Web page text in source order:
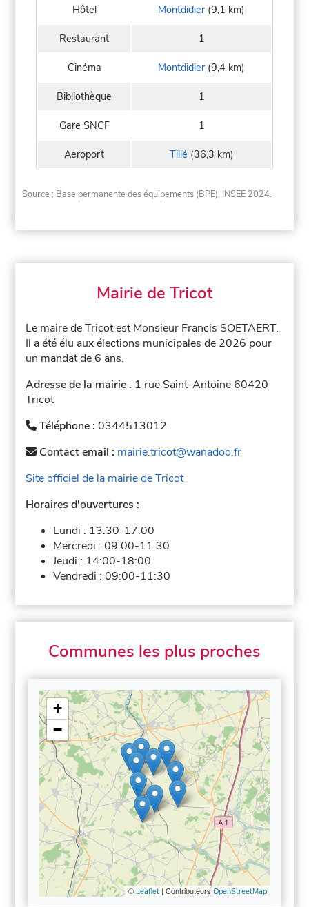
Hôtel Montdidier (9,1 km)
Restaurant 1
Cinéma Montdidier (9,4 km)
Bibliothèque 1
Gare SNCF 1
Aeroport Tillé (36,3 km)
Source : Base permanente des équipements (BPE), INSEE 2024.
Mairie de Tricot
Le maire de Tricot est Monsieur Francis SOETAERT.
Il a été élu aux élections municipales de 2026 pour
un mandat de 6 ans.
Adresse de la mairie : 1 rue Saint-Antoine 60420
Tricot
Téléphone :0344513012
Contact email : mairie.tricot@wanadoo.fr
Site officiel de la mairie de Tricot
Horaires d'ouvertures :
Lundi : 13:30-17:00
Mercredi :09:00-11:30
Jeudi : 14:00-18:00
Vendredi :09:00-11:30
Communes les plus proches
+
−
© Leaflet| Contributeurs OpenStreetMap